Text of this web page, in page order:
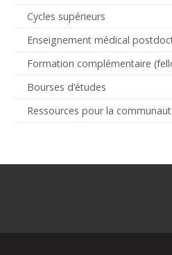
Cycles supérieurs
Enseignement médical
Formation complémentaire
Bourses d’études
Ressources pour la